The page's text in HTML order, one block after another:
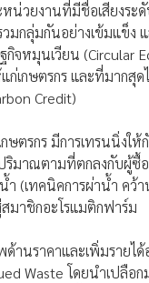
วยงานที่มีชื่อเสียงระ
มกลุ่มกันอย่างเข้มแข็ง
จหมุนเวียน (Circular
แก่เกษตรกร และที่มาก
Credit)
กษตรกร มีการเทรนนิ่ง
มาณตามที่ตกลงกับผู้ซื้
ำ (เทคนิคการผ่าน้ำ ค
มาชิกอะโรแมติกฟาร์ม
ด้านราคาและเพิ่มรายไ
Waste โดยนำเปลือ